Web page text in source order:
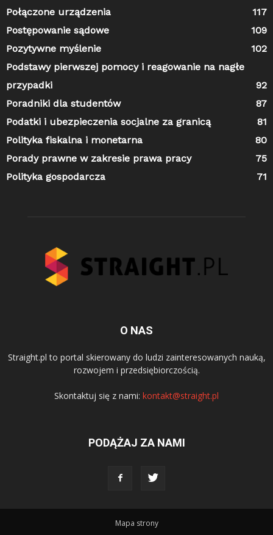
Połączone urządzenia
117
Postępowanie sądowe
109
Pozytywne myślenie
102
Podstawy pierwszej pomocy i reagowanie na nagłe
przypadki
92
Poradniki dla studentów
87
Podatki i ubezpieczenia socjalne za granicą
81
Polityka fiskalna i monetarna
80
Porady prawne w zakresie prawa pracy
75
Polityka gospodarcza
71
O NAS
Straight.pl to portal skierowany do ludzi zainteresowanych nauką,
rozwojem i przedsiębiorczością.
Skontaktuj się z nami: kontakt@straight.pl
PODĄŻAJ ZA NAMI
Mapa strony